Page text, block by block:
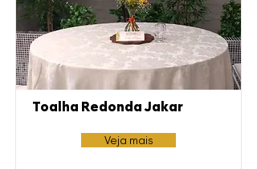
Toalha Redonda Jakar
Veja mais